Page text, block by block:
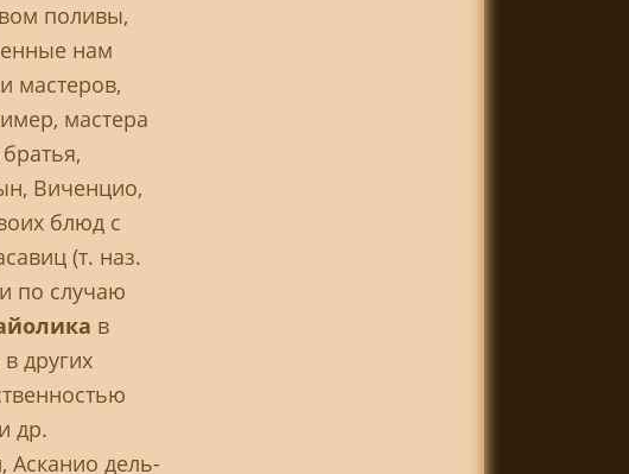
поливы,
нам
мастеров,
мастера
Виченцио,
блюд с
(т. наз.
по случаю
в
других
др.
Асканио дель-